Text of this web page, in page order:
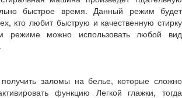
быстрое время. Данный режим будет
кто любит быструю и качественную стирку
режиме можно использовать любой вид
заломы на белье, которые сложно
функцию Легкой глажки, тогда